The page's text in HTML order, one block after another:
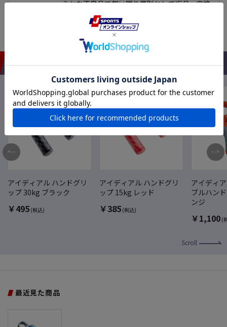
らかな不良品で無い限り原則として返品・交換
できませんので予めご了承下さい。
おすすめアイテム
アイディアル ハンドグリ
ップ 30kg ブラック
￥495 (税込)
アイディアル ハンドグリ
ップ 15kg レッド
￥385 (税込)
アイディ
ブルハン
ンジ
￥1,100 (
Scroll
最近見た商品